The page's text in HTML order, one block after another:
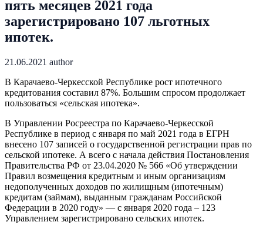
пять месяцев 2021 года
зарегистрировано 107 льготных
ипотек.
21.06.2021 author
В Карачаево-Черкесской Республике рост ипотечного
кредитования составил 87%. Большим спросом продолжает
пользоваться «сельская ипотека».
В Управлении Росреестра по Карачаево-Черкесской
Республике в период с января по май 2021 года в ЕГРН
внесено 107 записей о государственной регистрации прав по
сельской ипотеке. А всего с начала действия Постановления
Правительства РФ от 23.04.2020 № 566 «Об утверждении
Правил возмещения кредитным и иным организациям
недополученных доходов по жилищным (ипотечным)
кредитам (займам), выданным гражданам Российской
Федерации в 2020 году» — с января 2020 года – 123
Управлением зарегистрировано сельских ипотек.